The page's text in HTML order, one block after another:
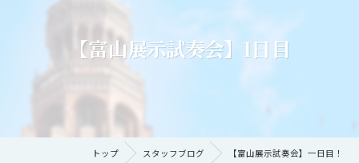
【富山展示試奏会】1日目
トップ スタッフブログ 【富山展示試奏会】一日目！